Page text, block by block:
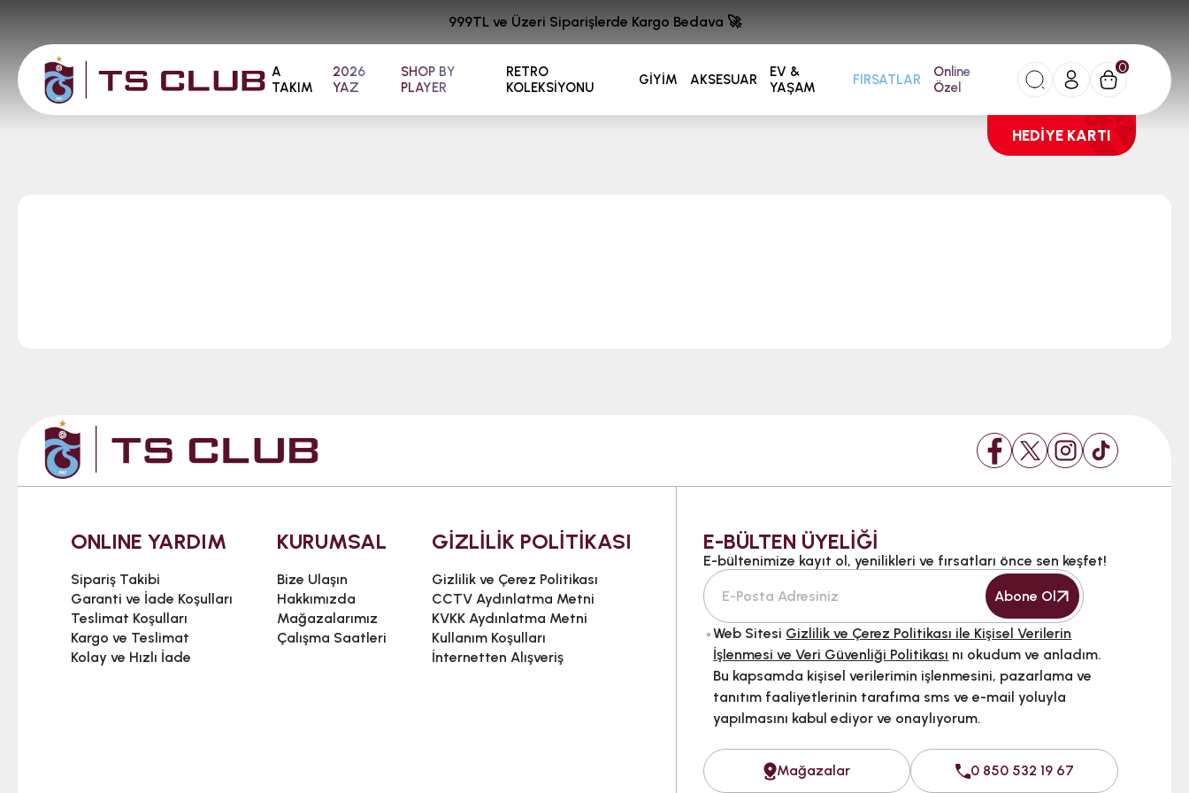
A
TAKIM
2026
YAZ
SHOP BY
PLAYER
RETRO
KOLEKSİYONU
GİYİM AKSESUAR
EV &
YAŞAM
FIRSATLAR
Online
Özel
0
HEDİYE KARTI
999TL ve Üzeri Siparişlerde Kargo Bedava 🚀
ONLINE YARDIM
Sipariş Takibi
Garanti ve İade Koşulları
Teslimat Koşulları
Kargo ve Teslimat
Kolay ve Hızlı İade
KURUMSAL
Bize Ulaşın
Hakkımızda
Mağazalarımız
Çalışma Saatleri
GİZLİLİK POLİTİKASI
Gizlilik ve Çerez Politikası
CCTV Aydınlatma Metni
KVKK Aydınlatma Metni
Kullanım Koşulları
İnternetten Alışveriş
E-BÜLTEN ÜYELİĞİ
E-bültenimize kayıt ol, yenilikleri ve fırsatları önce sen keşfet!
Abone Ol
Web Sitesi Gizlilik ve Çerez Politikası ile Kişisel Verilerin
İşlenmesi ve Veri Güvenliği Politikası nı okudum ve anladım.
Bu kapsamda kişisel verilerimin işlenmesini, pazarlama ve
tanıtım faaliyetlerinin tarafıma sms ve e-mail yoluyla
yapılmasını kabul ediyor ve onaylıyorum.
Mağazalar 0 850 532 19 67